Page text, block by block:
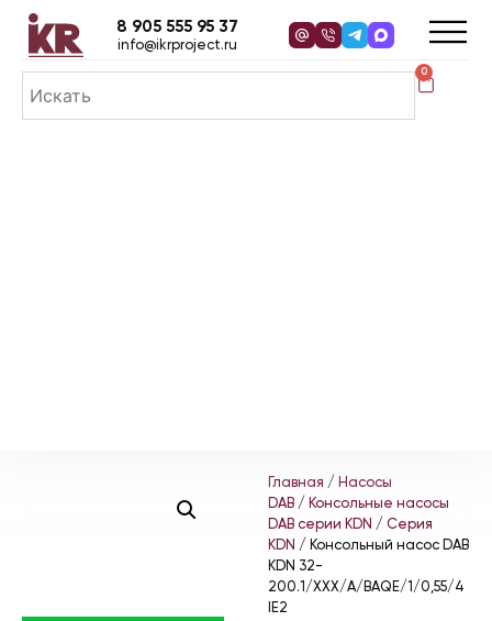
0
8 905 555 95 37
info@ikrproject.ru
Главная / Насосы
DAB / Консольные насосы
DAB серии KDN / Серия
KDN / Консольный насос DAB
KDN 32-
200.1/XXX/A/BAQE/1/0,55/4
IE2